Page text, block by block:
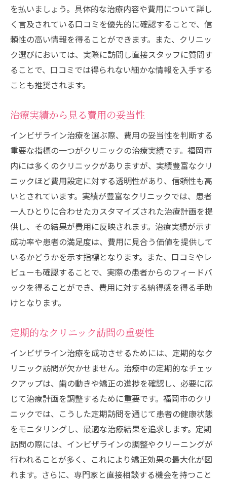
を払いましょう。具体的な治療内容や費用について詳し
く言及されている口コミを優先的に確認することで、信
頼性の高い情報を得ることができます。また、クリニッ
ク選びにおいては、実際に訪問し直接スタッフに質問す
ることで、口コミでは得られない細かな情報を入手する
ことも推奨されます。
治療実績から見る費用の妥当性
インビザライン治療を選ぶ際、費用の妥当性を判断する
重要な指標の一つがクリニックの治療実績です。福岡市
内には多くのクリニックがありますが、実績豊富なクリ
ニックほど費用設定に対する透明性があり、信頼性も高
いとされています。実績が豊富なクリニックでは、患者
一人ひとりに合わせたカスタマイズされた治療計画を提
供し、その結果が費用に反映されます。治療実績が示す
成功率や患者の満足度は、費用に見合う価値を提供して
いるかどうかを示す指標となります。また、口コミやレ
ビューも確認することで、実際の患者からのフィードバ
ックを得ることができ、費用に対する納得感を得る手助
けとなります。
定期的なクリニック訪問の重要性
インビザライン治療を成功させるためには、定期的なク
リニック訪問が欠かせません。治療中の定期的なチェッ
クアップは、歯の動きや矯正の進捗を確認し、必要に応
じて治療計画を調整するために重要です。福岡市のクリ
ニックでは、こうした定期訪問を通じて患者の健康状態
をモニタリングし、最適な治療結果を追求します。定期
訪問の際には、インビザラインの調整やクリーニングが
行われることが多く、これにより矯正効果の最大化が図
れます。さらに、専門家と直接相談する機会を持つこと